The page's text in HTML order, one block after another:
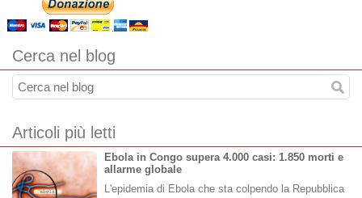
Cerca nel blog
Articoli più letti
Ebola in Congo supera 4.000 casi: 1.850 morti e
allarme globale
L'epidemia di Ebola che sta colpendo la Repubblica